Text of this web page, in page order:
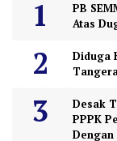
PB
Atas
Diduga
Desak
PPPK
Dengan